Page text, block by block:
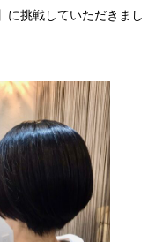
に挑戦していただきまし